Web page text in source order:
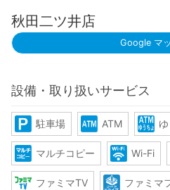
秋田二ツ井店
Google マ
設備・取り扱いサービス
駐車場 ATM
マルチコピー Wi-Fi
ファミマTV ファミマ